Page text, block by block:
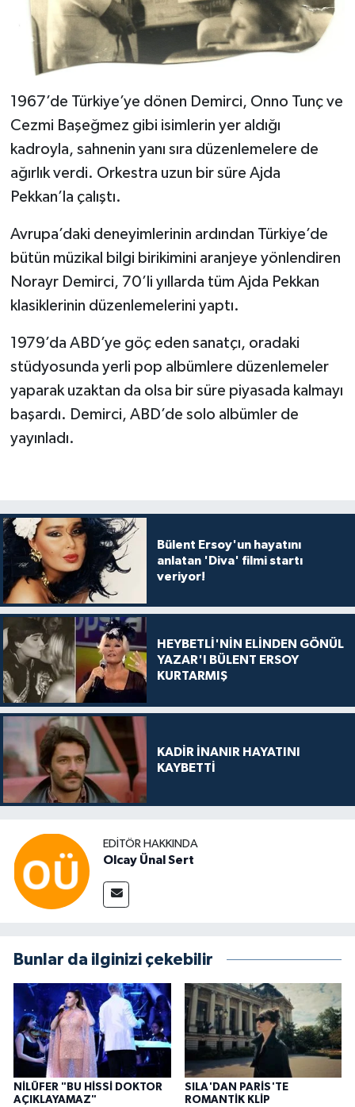
1967’de Türkiye’ye dönen Demirci, Onno Tunç ve
Cezmi Başeğmez gibi isimlerin yer aldığı
kadroyla, sahnenin yanı sıra düzenlemelere de
ağırlık verdi. Orkestra uzun bir süre Ajda
Pekkan’la çalıştı.
Avrupa’daki deneyimlerinin ardından Türkiye’de
bütün müzikal bilgi birikimini aranjeye yönlendiren
Norayr Demirci, 70’li yıllarda tüm Ajda Pekkan
klasiklerinin düzenlemelerini yaptı.
1979’da ABD’ye göç eden sanatçı, oradaki
stüdyosunda yerli pop albümlere düzenlemeler
yaparak uzaktan da olsa bir süre piyasada kalmayı
başardı. Demirci, ABD’de solo albümler de
yayınladı.
Bülent Ersoy'un hayatını
anlatan 'Diva' filmi startı
veriyor!
HEYBETLİ'NİN ELİNDEN GÖNÜL
YAZAR'I BÜLENT ERSOY
KURTARMIŞ
KADİR İNANIR HAYATINI
KAYBETTİ
EDITÖR HAKKINDA
Olcay Ünal Sert
Bunlar da ilginizi çekebilir
NİLÜFER "BU HİSSİ DOKTOR
AÇIKLAYAMAZ"
SILA'DAN PARİS'TE
ROMANTİK KLİP